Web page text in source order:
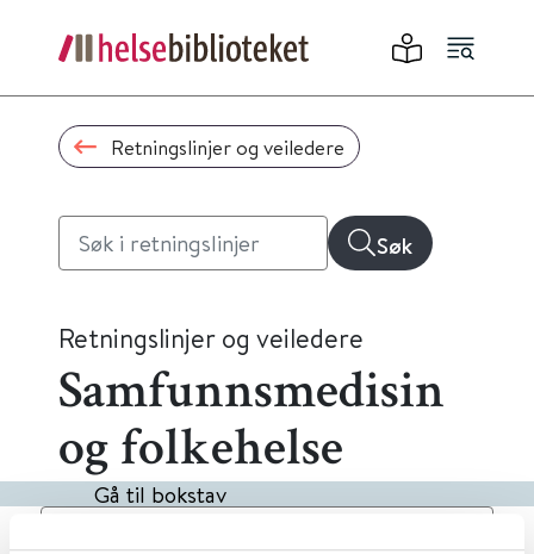
Retningslinjer og veiledere
Søk
Retningslinjer og veiledere
Samfunnsmedisin
og folkehelse
Gå til bokstav